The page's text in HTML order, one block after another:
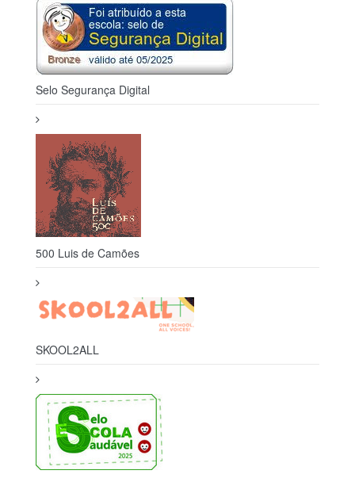
Selo Segurança Digital
500 Luis de Camões
SKOOL2ALL